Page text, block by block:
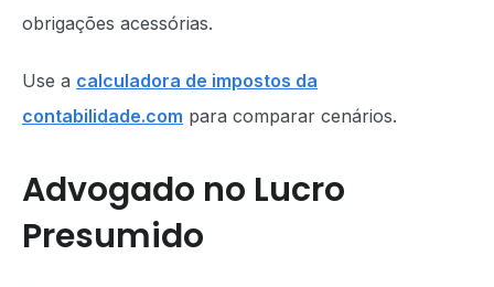
obrigações acessórias.
Use a calculadora de impostos da
contabilidade.com para comparar cenários.
Advogado no Lucro
Presumido